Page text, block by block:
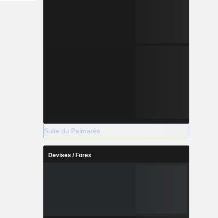
Suite du Palmarès
Devises / Forex